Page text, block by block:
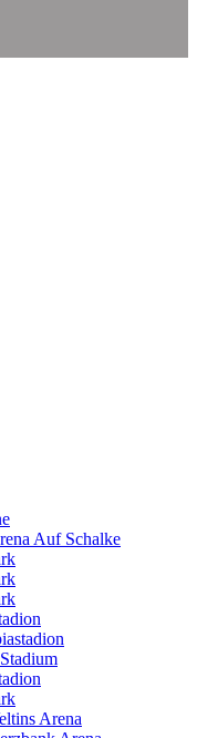
Auf Schalke
Arena